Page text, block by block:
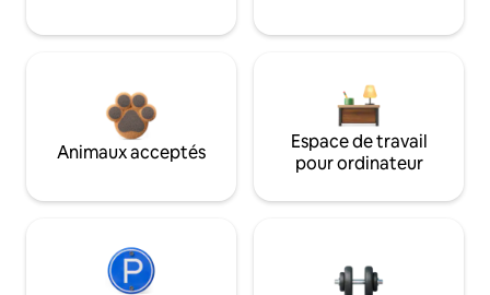
Animaux acceptés
Espace de travail
pour ordinateur